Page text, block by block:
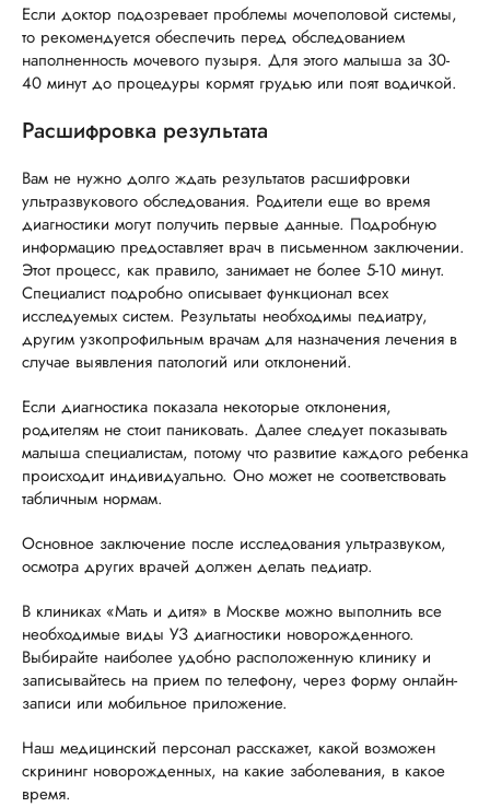
Если доктор подозревает проблемы мочеполовой системы,
то рекомендуется обеспечить перед обследованием
наполненность мочевого пузыря. Для этого малыша за 30-
40 минут до процедуры кормят грудью или поят водичкой.
Расшифровка результата
Вам не нужно долго ждать результатов расшифровки
ультразвукового обследования. Родители еще во время
диагностики могут получить первые данные. Подробную
информацию предоставляет врач в письменном заключении.
Этот процесс, как правило, занимает не более 5-10 минут.
Специалист подробно описывает функционал всех
исследуемых систем. Результаты необходимы педиатру,
другим узкопрофильным врачам для назначения лечения в
случае выявления патологий или отклонений.
Если диагностика показала некоторые отклонения,
родителям не стоит паниковать. Далее следует показывать
малыша специалистам, потому что развитие каждого ребенка
происходит индивидуально. Оно может не соответствовать
табличным нормам.
Основное заключение после исследования ультразвуком,
осмотра других врачей должен делать педиатр.
В клиниках «Мать и дитя» в Москве можно выполнить все
необходимые виды УЗ диагностики новорожденного.
Выбирайте наиболее удобно расположенную клинику и
записывайтесь на прием по телефону, через форму онлайн-
записи или мобильное приложение.
Наш медицинский персонал расскажет, какой возможен
скрининг новорожденных, на какие заболевания, в какое
время.